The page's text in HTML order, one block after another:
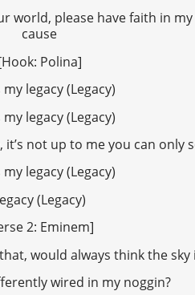
world, please have faith in
cause
Polina]
legacy (Legacy)
legacy (Legacy)
it’s not up to me you can only
legacy (Legacy)
(Legacy)
2: Eminem]
would always think the sky
wired in my noggin?